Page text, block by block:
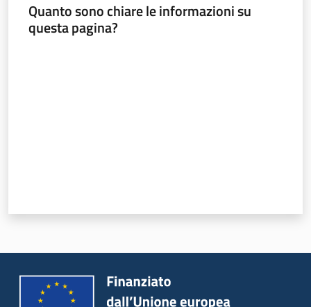
Quanto sono chiare le informazioni su
questa pagina?